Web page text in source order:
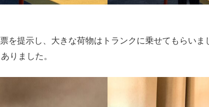
を提示し、大きな荷物はトランクに乗せてもらい
りました。